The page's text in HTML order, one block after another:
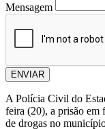
Mensagem
ENVIAR
A Polícia Civil do
feira (20), a prisão em
de drogas no